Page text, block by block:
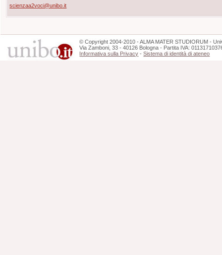
scienzaa2voci@unibo.it
©Copyright 2004-2010 - ALMA MATER STUDIORUM -
Via Zamboni, 33 - 40126 Bologna - Partita IVA:
Informativa sulla Privacy -Sistema di identità di ateneo